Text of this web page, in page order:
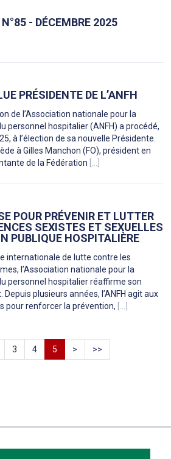
- DÉCEMBRE 2025
PRÉSIDENTE DE L’ANFH
de l’Association nationale pour la
personnel hospitalier (ANFH) a procédé,
à l’élection de sa nouvelle Présidente.
à Gilles Manchon (FO), président en
de la Fédération [...]
POUR PRÉVENIR ET LUTTER
SEXISTES ET SEXUELLES
PUBLIQUE HOSPITALIÈRE
internationale de lutte contre les
l’Association nationale pour la
personnel hospitalier réaffirme son
plusieurs années, l’ANFH agit aux
pour renforcer la prévention, [...]
3 4 5 > >>